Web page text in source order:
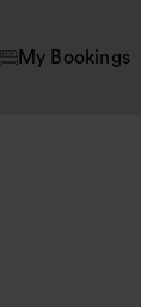
My Bookings